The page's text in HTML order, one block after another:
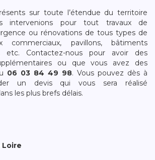
sur toute l’étendue du territoire
intervenions pour tout travaux de
ou rénovations de tous types de
pavillons, bâtiments
etc. Contactez-nous pour avoir des
ou que vous avez des
06 03 84 49 98. Vous pouvez dès à
un devis qui vous sera réalisé
les plus brefs délais.
Loire